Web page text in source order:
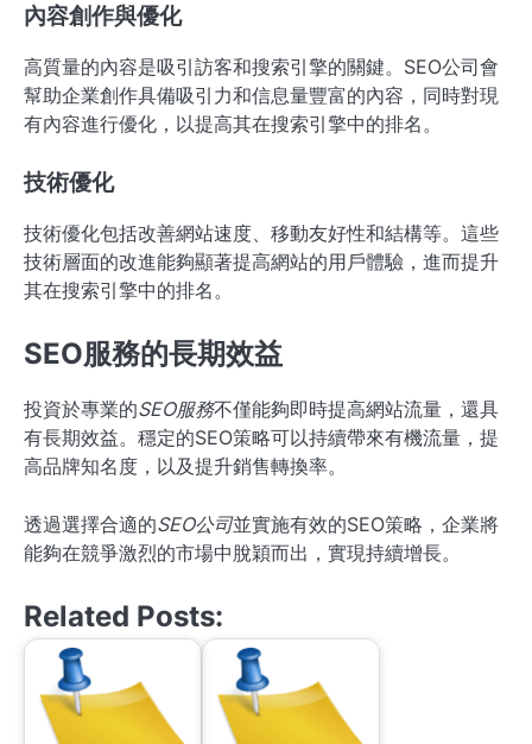
內容創作與優化
高質量的內容是吸引訪客和搜索引擎的關鍵。SEO公司會
幫助企業創作具備吸引力和信息量豐富的內容，同時對現
有內容進行優化，以提高其在搜索引擎中的排名。
技術優化
技術優化包括改善網站速度、移動友好性和結構等。這些
技術層面的改進能夠顯著提高網站的用戶體驗，進而提升
其在搜索引擎中的排名。
SEO服務的長期效益
投資於專業的SEO服務不僅能夠即時提高網站流量，還具
有長期效益。穩定的SEO策略可以持續帶來有機流量，提
高品牌知名度，以及提升銷售轉換率。
透過選擇合適的SEO公司並實施有效的SEO策略，企業將
能夠在競爭激烈的市場中脫穎而出，實現持續增長。
Related Posts: